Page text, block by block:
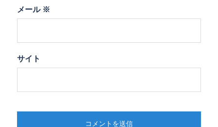
メール ※
サイト